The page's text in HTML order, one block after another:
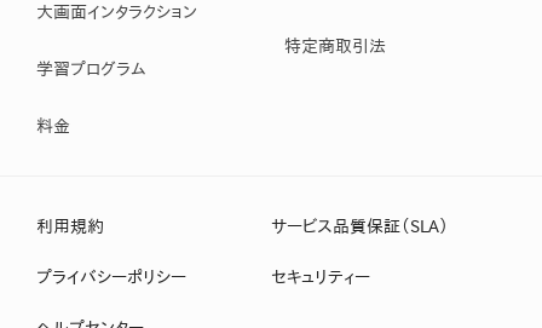
大画面インタラクション
学習プログラム
料金
特定商取引法
利用規約 サービス品質保証（SLA）
プライバシーポリシー セキュリティー